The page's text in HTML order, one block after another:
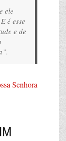
ele
é esse
e de
Senhora